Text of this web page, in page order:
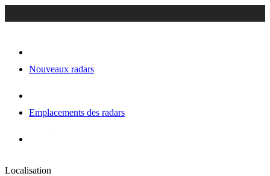
Nouveaux radars
Emplacements des radars
Localisation